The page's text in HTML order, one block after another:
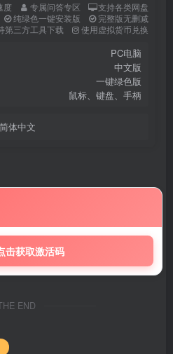
度 专属问答专区
支持各类网盘
纯绿色一键安装版
完整版无删减
第三方工具下载
使用虚拟货币兑换
PC电脑
中文版
一键绿色版
鼠标、键盘、手柄
体中文
击获取激活码
END